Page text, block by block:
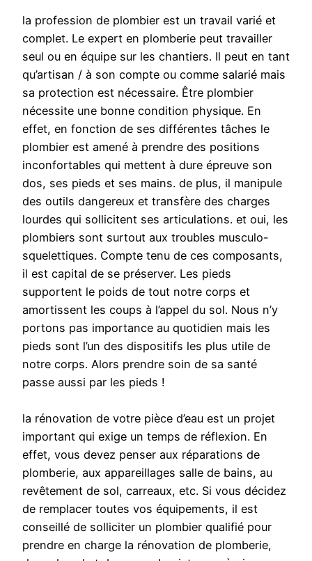
la profession de plombier est un travail varié et
complet. Le expert en plomberie peut travailler
seul ou en équipe sur les chantiers. Il peut en tant
qu’artisan / à son compte ou comme salarié mais
sa protection est nécessaire. Être plombier
nécessite une bonne condition physique. En
effet, en fonction de ses différentes tâches le
plombier est amené à prendre des positions
inconfortables qui mettent à dure épreuve son
dos, ses pieds et ses mains. de plus, il manipule
des outils dangereux et transfère des charges
lourdes qui sollicitent ses articulations. et oui, les
plombiers sont surtout aux troubles musculo-
squelettiques. Compte tenu de ces composants,
il est capital de se préserver. Les pieds
supportent le poids de tout notre corps et
amortissent les coups à l’appel du sol. Nous n’y
portons pas importance au quotidien mais les
pieds sont l’un des dispositifs les plus utile de
notre corps. Alors prendre soin de sa santé
passe aussi par les pieds !
la rénovation de votre pièce d’eau est un projet
important qui exige un temps de réflexion. En
effet, vous devez penser aux réparations de
plomberie, aux appareillages salle de bains, au
revêtement de sol, carreaux, etc. Si vous décidez
de remplacer toutes vos équipements, il est
conseillé de solliciter un plombier qualifié pour
prendre en charge la rénovation de plomberie,